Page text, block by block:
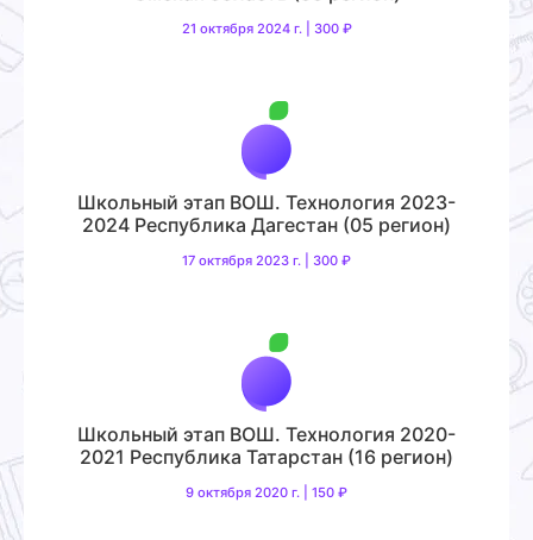
21 октября 2024 г. | 300 ₽
Школьный этап ВОШ. Технология 2023-
2024 Республика Дагестан (05 регион)
17 октября 2023 г. | 300 ₽
Школьный этап ВОШ. Технология 2020-
2021 Республика Татарстан (16 регион)
9 октября 2020 г. | 150 ₽